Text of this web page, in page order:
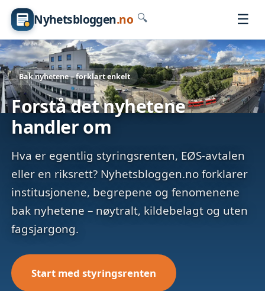
Nyhetsbloggen.no 🔍 ☰
Bak nyhetene – forklart enkelt
Forstå det nyhetene
handler om
Hva er egentlig styringsrenten, EØS-avtalen
eller en riksrett? Nyhetsbloggen.no forklarer
institusjonene, begrepene og fenomenene
bak nyhetene – nøytralt, kildebelagt og uten
fagsjargong.
Start med styringsrenten